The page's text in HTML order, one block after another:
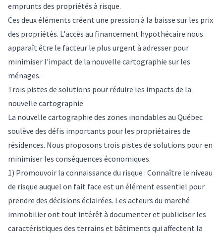
emprunts des propriétés à risque.
Ces deux éléments créent une pression à la baisse sur les prix
des propriétés. L'accès au financement hypothécaire nous
apparaît être le facteur le plus urgent à adresser pour
minimiser l'impact de la nouvelle cartographie sur les
ménages.
Trois pistes de solutions pour réduire les impacts de la
nouvelle cartographie
La nouvelle cartographie des zones inondables au Québec
soulève des défis importants pour les propriétaires de
résidences. Nous proposons trois pistes de solutions pour en
minimiser les conséquences économiques.
1) Promouvoir la connaissance du risque : Connaître le niveau
de risque auquel on fait face est un élément essentiel pour
prendre des décisions éclairées. Les acteurs du marché
immobilier ont tout intérêt à documenter et publiciser les
caractéristiques des terrains et bâtiments qui affectent la